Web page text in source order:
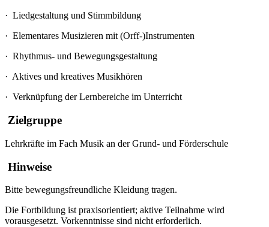
· Liedgestaltung und Stimmbildung
· Elementares Musizieren mit (Orff-)Instrumenten
· Rhythmus- und Bewegungsgestaltung
· Aktives und kreatives Musikhören
· Verknüpfung der Lernbereiche im Unterricht
Zielgruppe
Lehrkräfte im Fach Musik an der Grund- und Förderschule
Hinweise
Bitte bewegungsfreundliche Kleidung tragen.
Die Fortbildung ist praxisorientiert; aktive Teilnahme wird
vorausgesetzt. Vorkenntnisse sind nicht erforderlich.